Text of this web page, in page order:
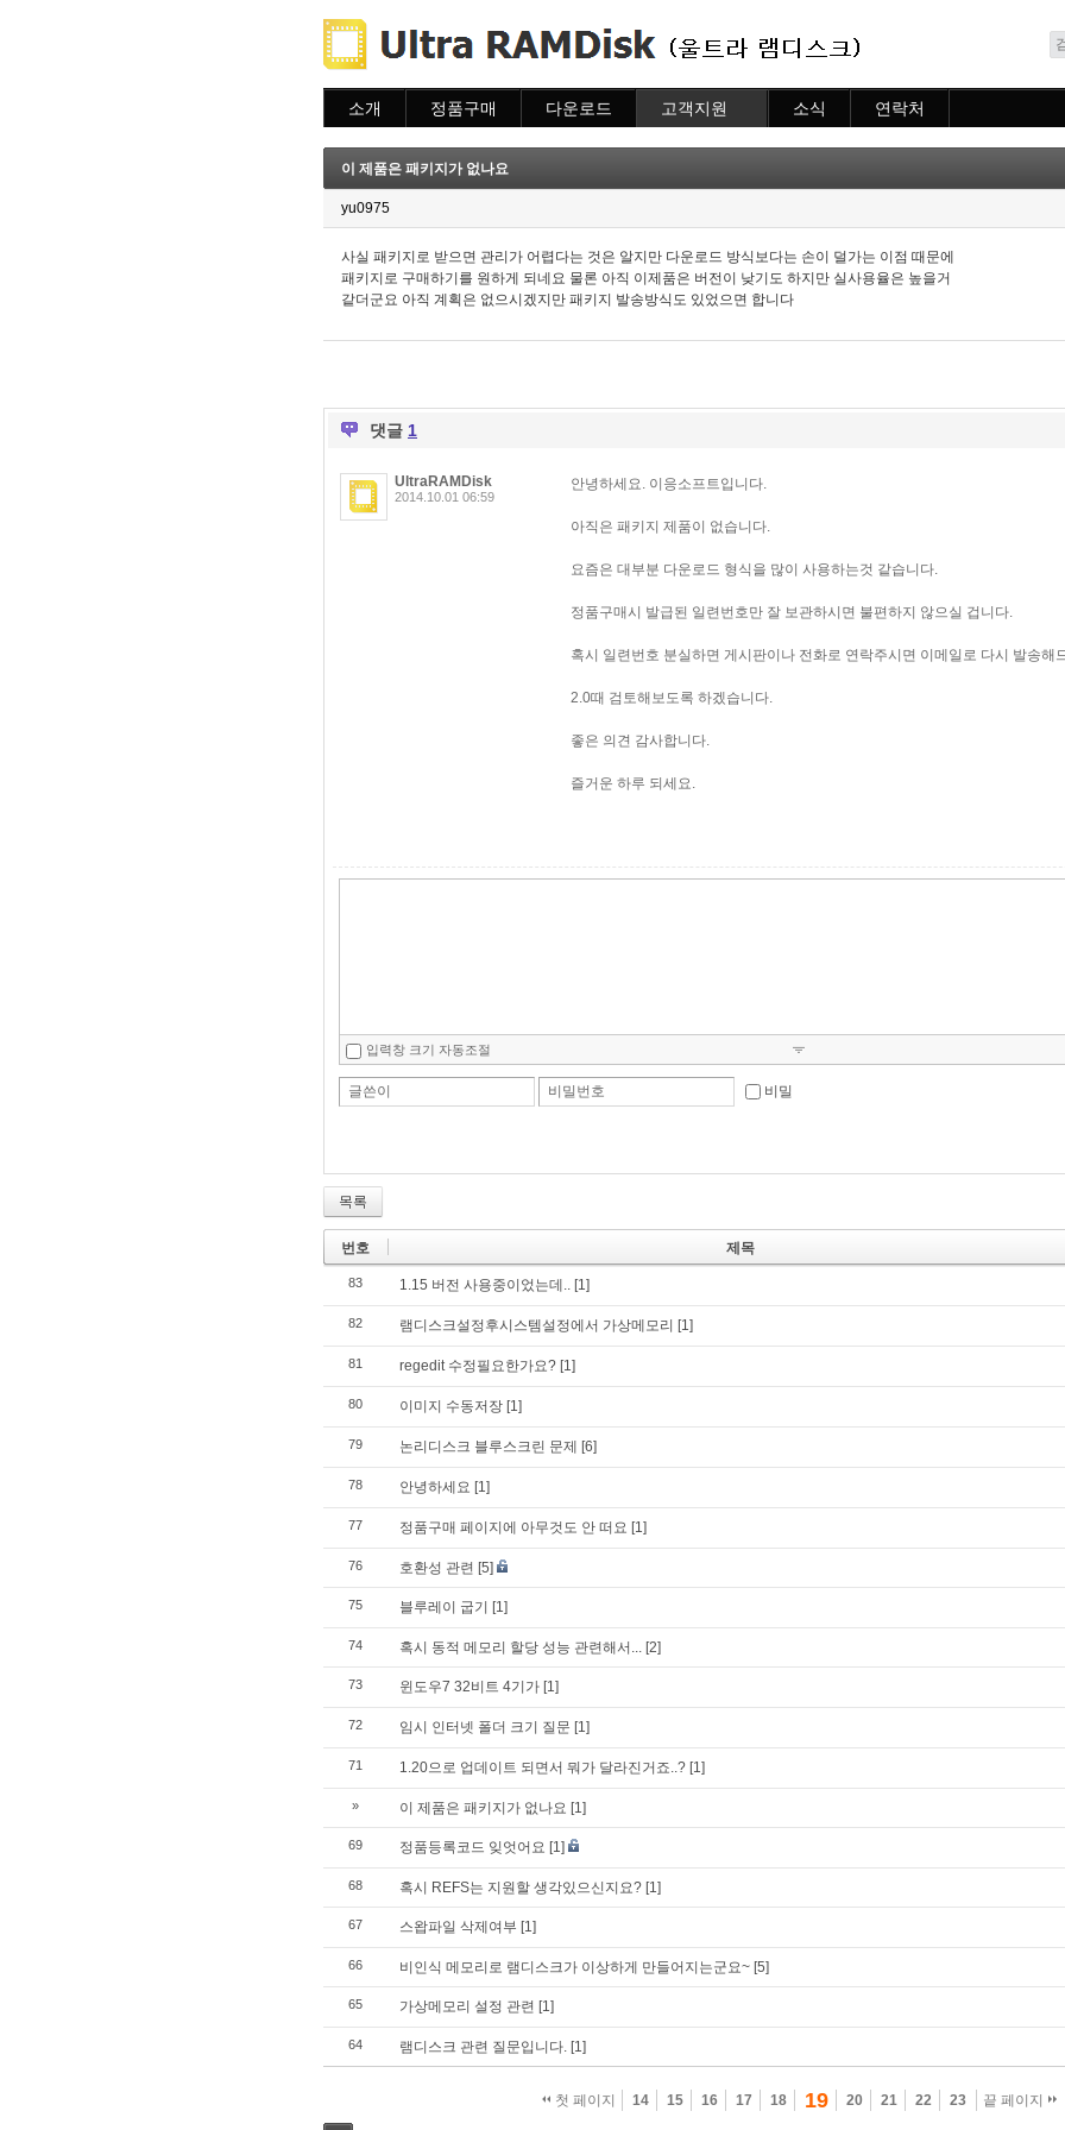
소개 정품구매
주문조회
이용안내
다운로드 고객지원
질문하기
소식 연락처
이 제품은 패키지가 없나요
yu0975
사실 패키지로 받으면 관리가 어렵다는 것은 알지만 다운로드 방식보다는 손이 덜가는 이점 때문에
패키지로 구매하기를 원하게 되네요 물론 아직 이제품은 버전이 낮기도 하지만 실사용율은 높을거
같더군요 아직 계획은 없으시겠지만 패키지 발송방식도 있었으면 합니다
댓글 1
UltraRAMDisk
2014.10.01 06:59
안녕하세요. 이응소프트입니다.
아직은 패키지 제품이 없습니다.
요즘은 대부분 다운로드 형식을 많이 사용하는것 같습니다.
정품구매시 발급된 일련번호만 잘 보관하시면 불편하지 않으실 겁니다.
혹시 일련번호 분실하면 게시판이나 전화로 연락주시면 이메일로 다시 발송해
2.0때 검토해보도록 하겠습니다.
좋은 의견 감사합니다.
즐거운 하루 되세요.
입력창 크기 자동조절
글쓴이 비밀번호 비밀
목록
번호 제목
83 1.15 버전 사용중이었는데.. [1]
82 램디스크설정후시스템설정에서 가상메모리 [1]
81 regedit 수정필요한가요? [1]
80 이미지 수동저장 [1]
79 논리디스크 블루스크린 문제 [6]
78 안녕하세요 [1]
77 정품구매 페이지에 아무것도 안 떠요 [1]
76 호환성 관련 [5]
75 블루레이 굽기 [1]
74 혹시 동적 메모리 할당 성능 관련해서... [2]
73 윈도우7 32비트 4기가 [1]
72 임시 인터넷 폴더 크기 질문 [1]
71 1.20으로 업데이트 되면서 뭐가 달라진거죠..? [1]
» 이 제품은 패키지가 없나요 [1]
69 정품등록코드 잊엇어요 [1]
68 혹시 REFS는 지원할 생각있으신지요? [1]
67 스왑파일 삭제여부 [1]
66 비인식 메모리로 램디스크가 이상하게 만들어지는군요~ [5]
65 가상메모리 설정 관련 [1]
64 램디스크 관련 질문입니다. [1]
첫 페이지 14 15 16 17 18 19 20 21 22 23 끝 페이지